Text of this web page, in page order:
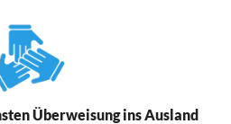
Überweisung ins Ausland